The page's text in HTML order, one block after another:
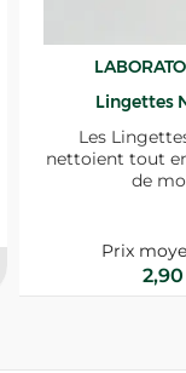
Lingettes
Les
nettoient tout
de
Prix